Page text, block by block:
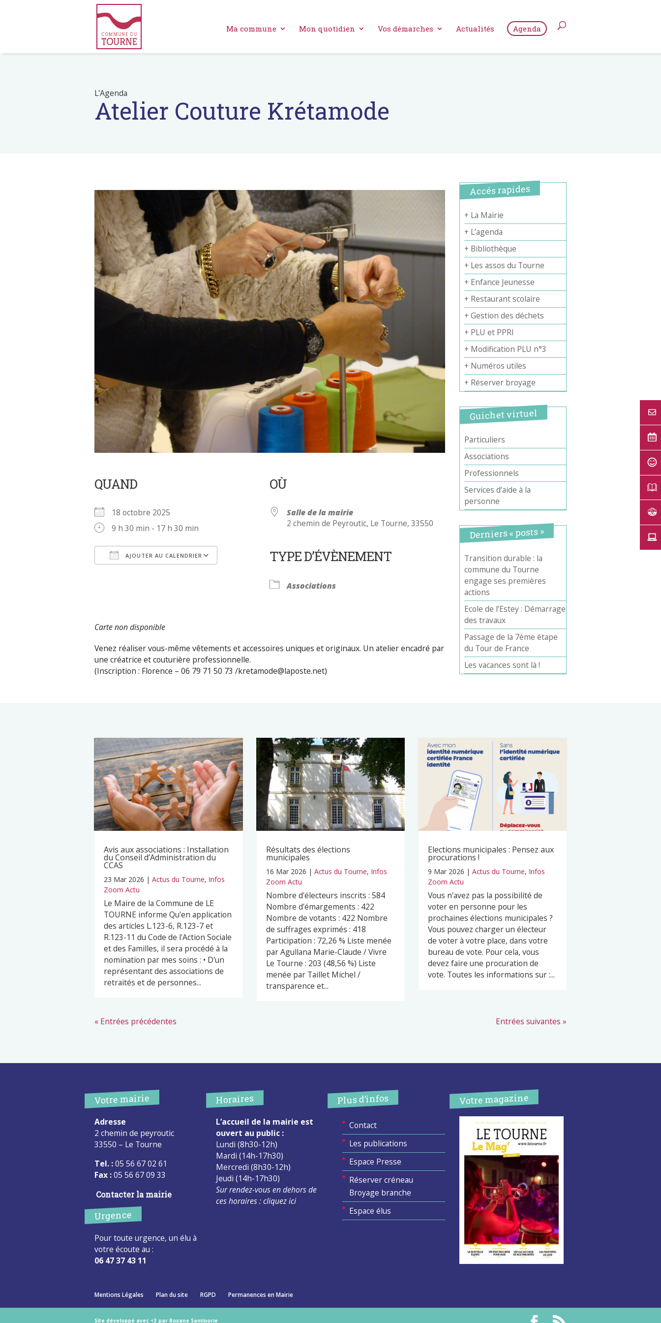
Ma commune Mon quotidien Vos démarches Actualités Agenda
L'Agenda
Atelier Couture Krétamode
QUAND
18 octobre 2025
9 h 30 min - 17 h 30 min
AJOUTER AU CALENDRIER
Office 365
OÙ
Salle de la mairie
2 chemin de Peyroutic, Le Tourne, 33550
TYPE D’ÉVÈNEMENT
Associations
Carte non disponible
Venez réaliser vous-même vêtements et accessoires uniques et originaux. Un atelier encadré par
une créatrice et couturière professionnelle.
(Inscription : Florence – 06 79 71 50 73 /kretamode@laposte.net)
Accés rapides
+ La Mairie
+ L’agenda
+ Bibliothèque
+ Les assos du Tourne
+ Enfance Jeunesse
+ Restaurant scolaire
+ Gestion des déchets
+ PLU et PPRI
+ Modification PLU n°3
+ Numéros utiles
+ Réserver broyage
Guichet virtuel
Particuliers
Associations
Professionnels
Services d’aide à la
personne
Derniers « posts »
Transition durable : la
commune du Tourne
engage ses premières
actions
Ecole de l’Estey : Démarrage
des travaux
Passage de la 7ème étape
du Tour de France
Les vacances sont là !
Avis aux associations : Installation
du Conseil d’Administration du
CCAS
23 Mar 2026 | Actus du Tourne, Infos
Zoom Actu
Le Maire de la Commune de LE
TOURNE informe Qu'en application
des articles L.123-6, R.123-7 et
R.123-11 du Code de l'Action Sociale
et des Familles, il sera procédé à la
nomination par mes soins : • D'un
représentant des associations de
retraités et de personnes...
Résultats des élections
municipales
16 Mar 2026 | Actus du Tourne, Infos
Zoom Actu
Nombre d'électeurs inscrits : 584
Nombre d'émargements : 422
Nombre de votants : 422 Nombre
de suffrages exprimés : 418
Participation : 72,26 % Liste menée
par Agullana Marie-Claude / Vivre
Le Tourne : 203 (48,56 %) Liste
menée par Taillet Michel /
transparence et...
Elections municipales : Pensez aux
procurations !
9 Mar 2026 |Actus du Tourne, Infos
Zoom Actu
Vous n'avez pas la possibilité de
voter en personne pour les
prochaines élections municipales ?
Vous pouvez charger un électeur
de voter à votre place, dans votre
bureau de vote. Pour cela, vous
devez faire une procuration de
vote. Toutes les informations sur :...
« Entrées précédentes Entrées suivantes »
Votre mairie
Adresse
2 chemin de peyroutic
33550 – Le Tourne
Tel. :05 56 67 02 61
Fax :05 56 67 09 33
Contacter la mairie
Urgence
Pour toute urgence, un élu à
votre écoute au :
06 47 37 43 11
Horaires
L’accueil de la mairie est
ouvert au public :
Lundi (8h30-12h)
Mardi (14h-17h30)
Mercredi (8h30-12h)
Jeudi (14h-17h30)
Sur rendez-vous en dehors de
ces horaires :cliquez ici
Plus d’infos
Contact
Les publications
Espace Presse
Réserver créneau
Broyage branche
Espace élus
Votre magazine
Mentions Légales Plan du site RGPD Permanences en Mairie
Site développé avec <3 par Roxane Samloorie